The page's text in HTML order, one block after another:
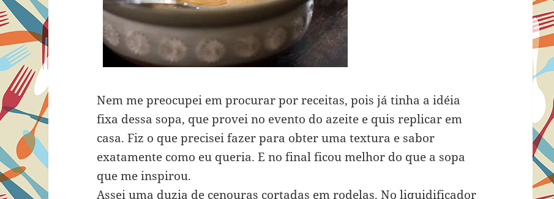
Nem me preocupei em procurar por receitas, pois já tinha a idéia
fixa dessa sopa, que provei no evento do azeite e quis replicar em
casa. Fiz o que precisei fazer para obter uma textura e sabor
exatamente como eu queria. E no final ficou melhor do que a sopa
que me inspirou.
Assei uma duzia de cenouras cortadas em rodelas. No liquidificador